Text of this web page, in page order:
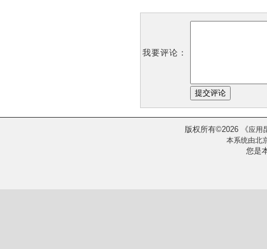
我要评论：
版权所有©2026 《应用
本系统由北
您是